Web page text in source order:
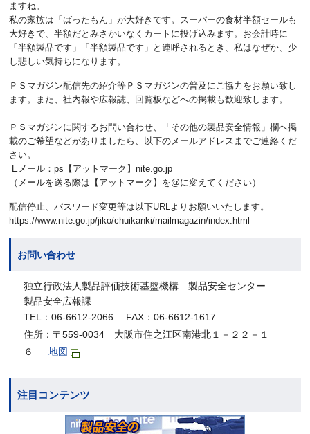
ますね。
私の家族は「ばったもん」が大好きです。スーパーの食材半額セールも
大好きで、半額だとみさかいなくカートに投げ込みます。お会計時に
「半額製品です」「半額製品です」と連呼されるとき、私はなぜか、少
し悲しい気持ちになります。
ＰＳマガジン配信先の紹介等ＰＳマガジンの普及にご協力をお願い致し
ます。また、社内報や広報誌、回覧板などへの掲載も歓迎致します。
ＰＳマガジンに関するお問い合わせ、「その他の製品安全情報」欄へ掲
載のご希望などがありましたら、以下のメールアドレスまでご連絡くだ
さい。
Eメール：ps【アットマーク】nite.go.jp
（メールを送る際は【アットマーク】を@に変えてください）
配信停止、パスワード変更等は以下URLよりお願いいたします。
https://www.nite.go.jp/jiko/chuikanki/mailmagazin/index.html
お問い合わせ
独立行政法人製品評価技術基盤機構 製品安全センター
製品安全広報課
TEL：06-6612-2066 FAX：06-6612-1617
住所：〒559-0034 大阪市住之江区南港北１－２２－１
６
地図
注目コンテンツ